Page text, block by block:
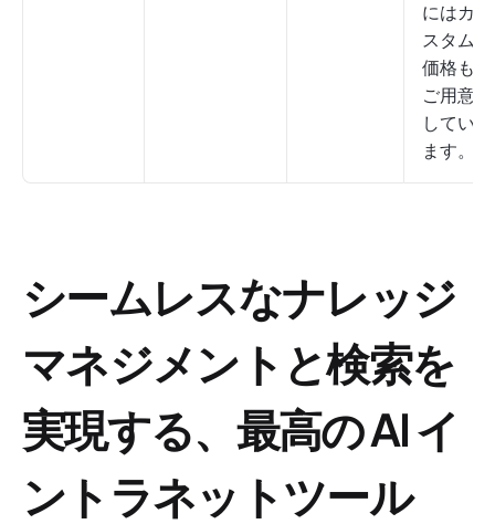
にはカ
スタム
価格も
ご用意
してい
ます。
シームレスなナレッジ
マネジメントと検索を
実現する、最高の AI イ
ントラネットツール